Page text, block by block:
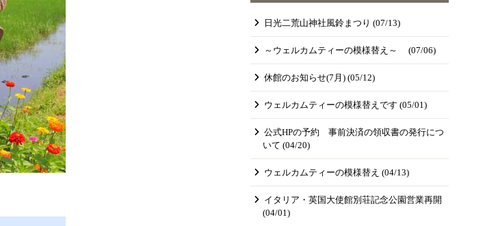
日光二荒山神社風鈴まつり (07/13)
～ウェルカムティーの模様替え～ (07/06)
休館のお知らせ(7月)(05/12)
ウェルカムティーの模様替えです (05/01)
公式HPの予約 事前決済の領収書の発行につ
いて (04/20)
ウェルカムティーの模様替え (04/13)
イタリア・英国大使館別荘記念公園営業再開
(04/01)